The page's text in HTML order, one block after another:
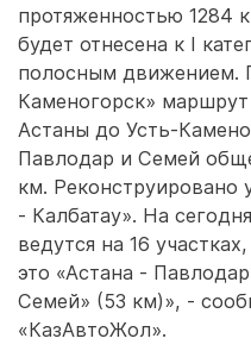
протяженностью 1284
будет отнесена к I
полосным движением.
Каменогорск»
Астаны до Усть-
Павлодар и Семей
км. Реконструировано
- Калбатау». На
ведутся на 16
это «Астана -
Семей» (53 км)», -
«КазАвтоЖол».